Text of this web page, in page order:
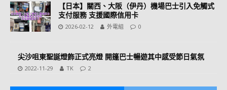
【日本】關西、大阪（伊丹）機場巴士引入免觸式
支付服務 支援國際信用卡
2026-02-12 外電組 0
尖沙咀東聖誕燈飾正式亮燈 開篷巴士暢遊其中感受節日氣氛
2022-11-29 TK 2